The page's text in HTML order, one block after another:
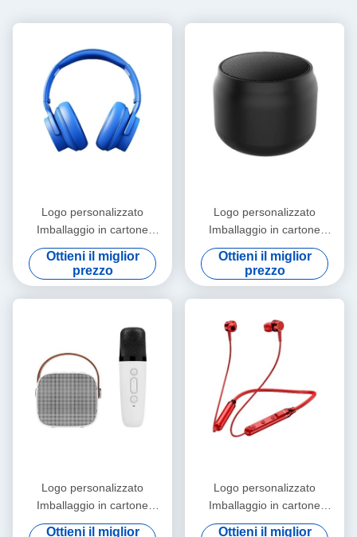
Logo personalizzato
Imballaggio in cartone
cartaceo Pieghevole Bianco /
Nero / Oro rosa Luxury
Magnetic Gift Box con
chiusura a nastro
Ottieni il miglior
prezzo
Logo personalizzato
Imballaggio in cartone
cartaceo Pieghevole Bianco /
Nero / Oro rosa Luxury
Magnetic Gift Box con
chiusura a nastro
Ottieni il miglior
prezzo
Logo personalizzato
Imballaggio in cartone
cartaceo Pieghevole Bianco /
Ottieni il miglior
Logo personalizzato
Imballaggio in cartone
cartaceo Pieghevole Bianco /
Ottieni il miglior